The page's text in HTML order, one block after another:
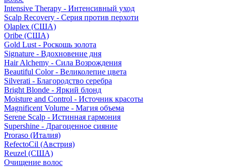
Intensive Therapy - Интенсивный уход
Scalp Recovery - Серия против перхоти
Olaplex (США)
Oribe (США)
Gold Lust - Роскошь золота
Signature - Вдохновение дня
Hair Alchemy - Сила Возрождения
Beautiful Color - Великолепие цвета
Silverati - Благородство серебра
Bright Blonde - Яркий блонд
Moisture and Control - Источник красоты
Magnificent Volume - Магия объема
Serene Scalp - Истинная гармония
Supershine - Драгоценное сияние
Proraso (Италия)
RefectoCil (Австрия)
Reuzel (США)
Очищение волос